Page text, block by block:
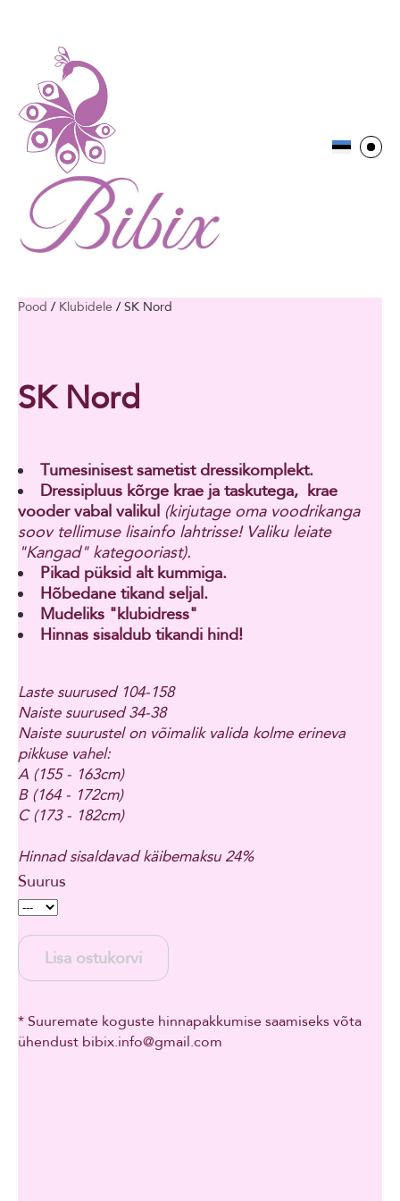
Pood / Klubidele / SK Nord
SK Nord
Tumesinisest sametist dressikomplekt.
Dressipluus kõrge krae ja taskutega, krae
vooder vabal valikul (kirjutage oma voodrikanga
soov tellimuse lisainfo lahtrisse! Valiku leiate
"Kangad" kategooriast).
Pikad püksid alt kummiga.
Hõbedane tikand seljal.
Mudeliks "klubidress"
Hinnas sisaldub tikandi hind!
Laste suurused 104-158
Naiste suurused 34-38
Naiste suurustel on võimalik valida kolme erineva
pikkuse vahel:
A (155 - 163cm)
B (164 - 172cm)
C (173 - 182cm)
Hinnad sisaldavad käibemaksu 24%
Suurus
Lisa ostukorvi
* Suuremate koguste hinnapakkumise saamiseks võta
ühendust bibix.info@gmail.com